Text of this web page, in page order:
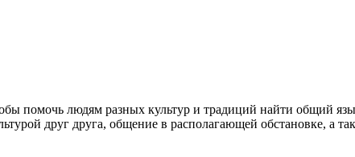
помочь людям разных культур и традиций найти общий
друг друга, общение в располагающей обстановке, а